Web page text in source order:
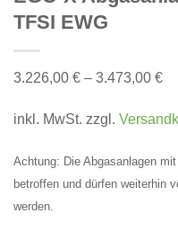
TFSI EWG
3.226,00 € – 3.473,00 €
inkl. MwSt. zzgl.
Achtung: Die Abgasanlagen
betroffen und dürfen weiterhin
werden.